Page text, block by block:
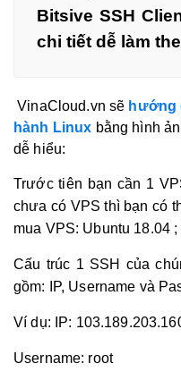
Bitsive SSH
chi tiết dễ làm
VinaCloud.vn sẽ hướng
hành Linux bằng hình
dễ hiểu:
Trước tiên bạn cần 1
chưa có VPS thì bạn có
mua VPS: Ubuntu 18.04
Cấu trúc 1 SSH của
gồm: IP, Username và
Ví dụ: IP:
Username: root